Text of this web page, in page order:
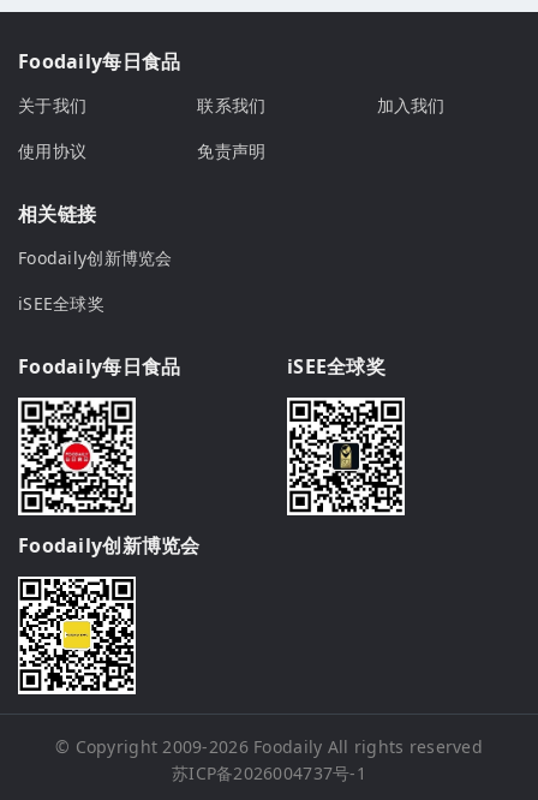
Foodaily每日食品
关于我们 联系我们
加入我们
使用协议
免责声明
相关链接
Foodaily创新博览会
iSEE全球奖
Foodaily每日食品 iSEE全球奖
Foodaily创新博览会
© Copyright 2009-2026 Foodaily All rights reserved
苏ICP备2026004737号-1